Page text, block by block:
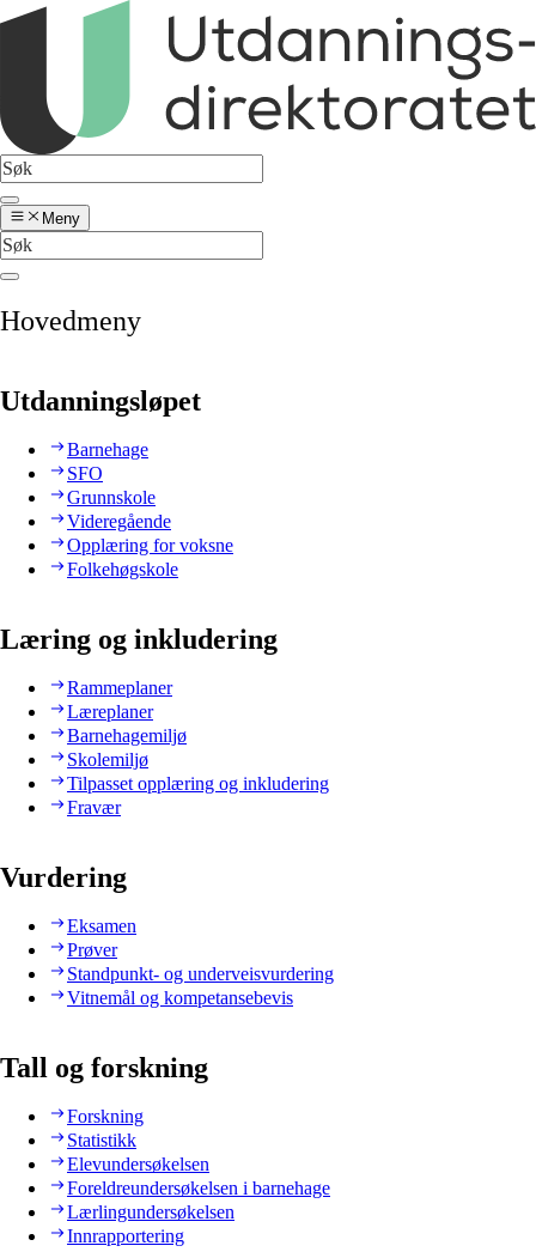
Meny
Hovedmeny
Utdanningsløpet
Barnehage
SFO
Grunnskole
Videregående
Opplæring for voksne
Folkehøgskole
Læring og inkludering
Rammeplaner
Læreplaner
Barnehagemiljø
Skolemiljø
Tilpasset opplæring og inkludering
Fravær
Vurdering
Eksamen
Prøver
Standpunkt- og underveisvurdering
Vitnemål og kompetansebevis
Tall og forskning
Forskning
Statistikk
Elevundersøkelsen
Foreldreundersøkelsen i barnehage
Lærlingundersøkelsen
Innrapportering